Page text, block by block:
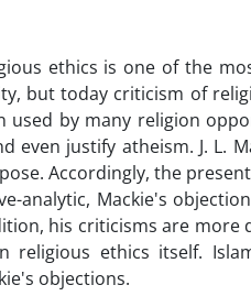
ethics is one of the
but today criticism of
used by many religion
even justify atheism. J. L.
Accordingly, the
analytic, Mackie's
his criticisms are
religious ethics itself.
objections.